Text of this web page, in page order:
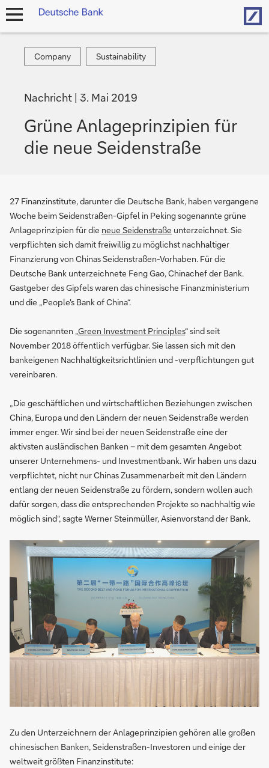
Navigation
Company
Company
Sustainability
Sustainability
Nachricht 3. Mai 2019
Grüne Anlageprinzipien für
die neue Seidenstraße
27 Finanzinstitute, darunter die Deutsche Bank, haben vergangene
Woche beim Seidenstraßen-Gipfel in Peking sogenannte grüne
Anlageprinzipien für die neue Seidenstraße unterzeichnet. Sie
verpflichten sich damit freiwillig zu möglichst nachhaltiger
Finanzierung von Chinas Seidenstraßen-Vorhaben. Für die
Deutsche Bank unterzeichnete Feng Gao, Chinachef der Bank.
Gastgeber des Gipfels waren das chinesische Finanzministerium
und die „People's Bank of China“.
Die sogenannten „Green Investment Principles“ sind seit
November 2018 öffentlich verfügbar. Sie lassen sich mit den
bankeigenen Nachhaltigkeitsrichtlinien und -verpflichtungen gut
vereinbaren.
„Die geschäftlichen und wirtschaftlichen Beziehungen zwischen
China, Europa und den Ländern der neuen Seidenstraße werden
immer enger. Wir sind bei der neuen Seidenstraße eine der
aktivsten ausländischen Banken – mit dem gesamten Angebot
unserer Unternehmens- und Investmentbank. Wir haben uns dazu
verpflichtet, nicht nur Chinas Zusammenarbeit mit den Ländern
entlang der neuen Seidenstraße zu fördern, sondern wollen auch
dafür sorgen, dass die entsprechenden Projekte so nachhaltig wie
möglich sind“, sagte Werner Steinmüller, Asienvorstand der Bank.
Zu den Unterzeichnern der Anlageprinzipien gehören alle großen
chinesischen Banken, Seidenstraßen-Investoren und einige der
weltweit größten Finanzinstitute: